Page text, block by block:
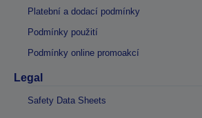
Platební a dodací podmínky
Podmínky použití
Podmínky online promoakcí
Legal
Safety Data Sheets